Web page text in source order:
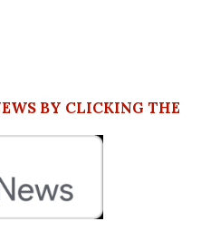
BY CLICKING THE